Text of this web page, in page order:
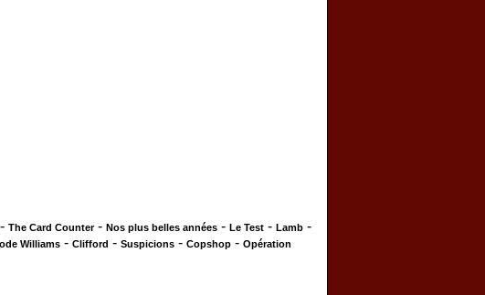
- The Card Counter- Nos plus belles années - Le Test - Lamb -
Williams - Clifford - Suspicions - Copshop - Opération